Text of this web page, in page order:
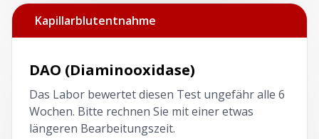
Kapillarblutentnahme
DAO (Diaminooxidase)
Das Labor bewertet diesen Test ungefähr alle 6
Wochen. Bitte rechnen Sie mit einer etwas
längeren Bearbeitungszeit.